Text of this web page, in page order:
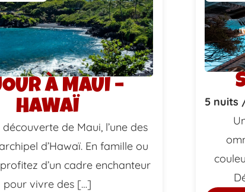
À MAUI –
HAWAÏ
de Maui, l’une des
d’Hawaï. En famille ou
d’un cadre enchanteur
pour vivre des […]
5 nuits